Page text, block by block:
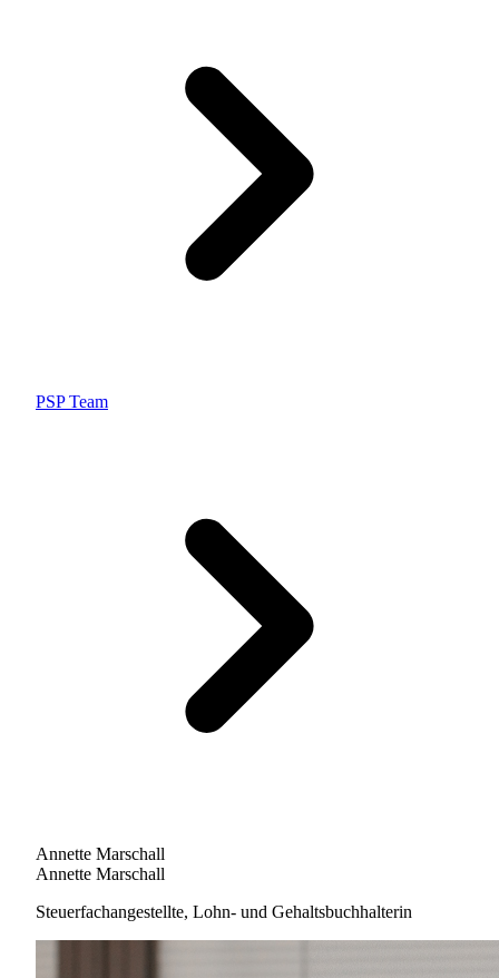
PSP Team
Annette Marschall
Annette Marschall
Steuerfachangestellte, Lohn- und Gehaltsbuchhalterin